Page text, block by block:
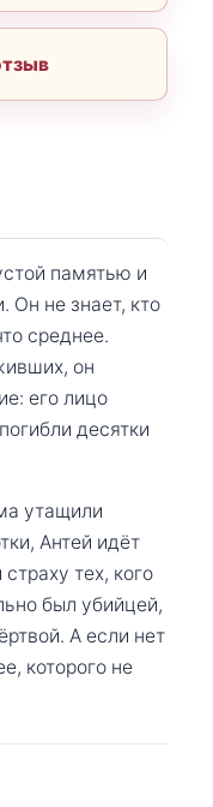
памятью и
Он не знает, кто
среднее.
он
его лицо
десятки
утащили
Антей идёт
тех, кого
был убийцей,
А если нет
которого не